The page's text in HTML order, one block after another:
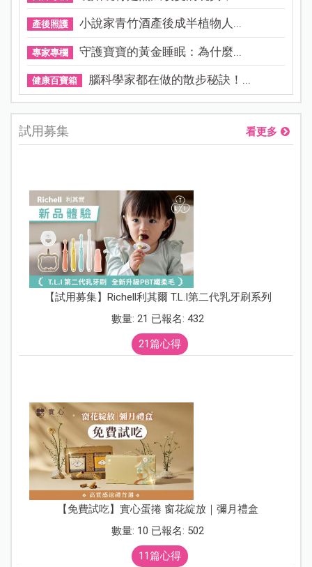
產後照護 小說家青竹酒產後成半植物人...
專家專欄 守護寶寶的黃金睡眠：為什麼...
健康百寶箱 腦科學家都在做的散步秘訣！...
試用募集 看更多
【試用募集】Richell利其爾 T.L.I第二代乳牙刷系列
數量: 21 已報名: 432
21篇心得
【免費試吃】實心蛋捲 窗花綻放｜彌月禮盒
數量: 10 已報名: 502
11篇心得